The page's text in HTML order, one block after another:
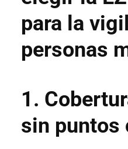
para la
personas
1.
sin puntos